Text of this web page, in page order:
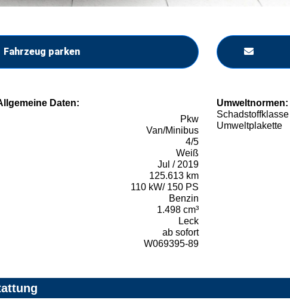
Fahrzeug parken
Daten:
Pkw
Van/Minibus
4/5
Weiß
Jul / 2019
125.613 km
110 kW/ 150 PS
Benzin
1.498 cm³
Leck
ab sofort
W069395-89
Umweltnormen:
Schadstoffklasse
Umweltplakette